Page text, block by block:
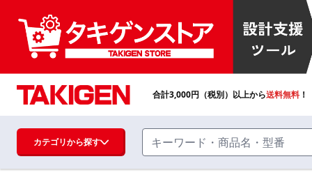
合計3,000円（税別）以上から送料無料
カテゴリから探す